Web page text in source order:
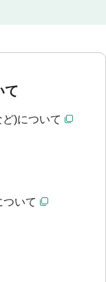
て
)について
ついて